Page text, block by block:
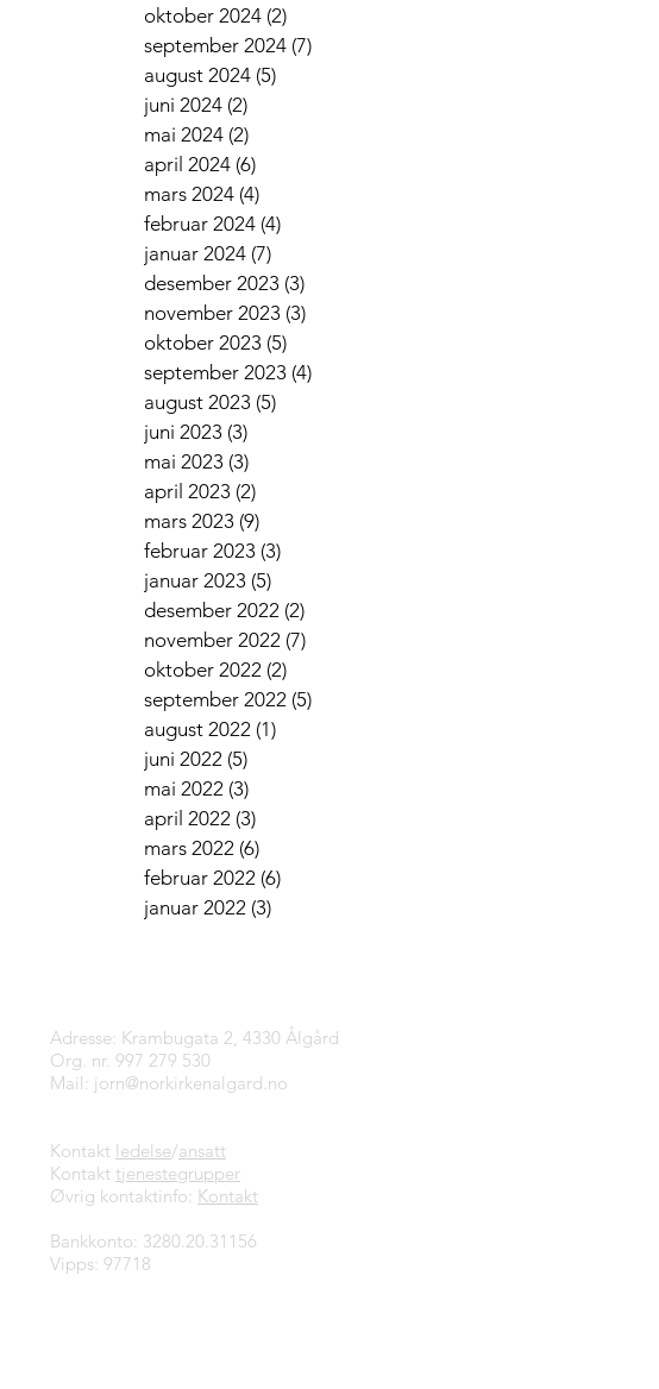
oktober 2024 (2)
september 2024 (7)
august 2024 (5)
juni 2024 (2)
mai 2024 (2)
april 2024 (6)
mars 2024 (4)
februar 2024 (4)
januar 2024 (7)
desember 2023 (3)
november 2023 (3)
oktober 2023 (5)
september 2023 (4)
august 2023 (5)
juni 2023 (3)
mai 2023 (3)
april 2023 (2)
mars 2023 (9)
februar 2023 (3)
januar 2023 (5)
desember 2022 (2)
november 2022 (7)
oktober 2022 (2)
september 2022 (5)
august 2022 (1)
juni 2022 (5)
mai 2022 (3)
april 2022 (3)
mars 2022 (6)
februar 2022 (6)
januar 2022 (3)
Adresse: Krambugata 2, 4330 Ålgård
Org. nr. 997 279 530
Mail: jorn@norkirkenalgard.no
Kontakt ledelse/ansatt
Kontakt tjenestegrupper
Øvrig kontaktinfo: Kontakt
Bankkonto: 3280.20.31156
Vipps: 97718